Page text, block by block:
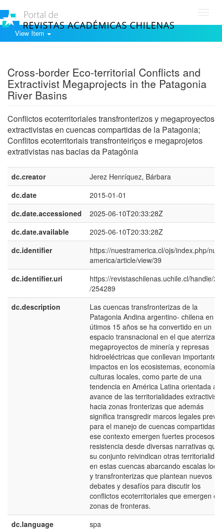
View Item
Cross-border Eco-territorial Conflicts and
Extractivist Megaprojects in the Patagonia
River Basins
Conflictos ecoterritoriales transfronterizos y megaproyectos
extractivistas en cuencas compartidas de la Patagonia;
Conflitos ecoterritoriais transfronteiriços e megaprojetos
extrativistas nas bacias da Patagônia
dc.creator
Jerez Henríquez, Bárbara
dc.date
2015-01-01
dc.date.accessioned
2025-06-10T20:33:28Z
dc.date.available
2025-06-10T20:33:28Z
dc.identifier
https://nuestramerica.cl/ojs/index.php/
america/article/view/39
dc.identifier.uri
https://revistaschilenas.uchile.cl/handle/
/254289
dc.description
Las cuencas transfronterizas de la
Patagonia Andina argentino- chilena en
útimos 15 años se ha convertido en un
espacio transnacional en el que aterrizan
megaproyectos de minería y represas
hidroeléctricas que conllevan importantes
impactos en los ecosistemas, economías
culturas locales, como parte de una
tendencia en América Latina orientada al
avance de las territorialidades
hacia zonas fronterizas que además
significa transgredir marcos legales
para el manejo de cuencas compartidas.
ese contexto emergen fuertes procesos
resistencia desde diversas narrativas que
su conjunto reivindican otras
en estas cuencas abarcando escalas
y transfronterizas que plantean nuevos
debates y desafíos para discutir los
conflictos ecoterritoriales que emergen en
zonas de fronteras.
dc.language
spa